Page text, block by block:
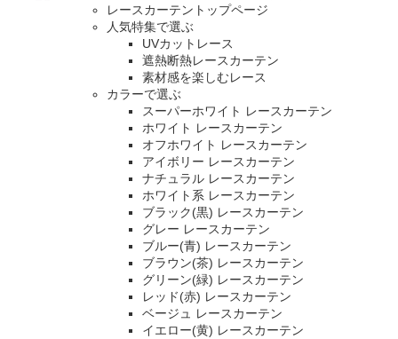
レースカーテントップページ
人気特集で選ぶ
UVカットレース
遮熱断熱レースカーテン
素材感を楽しむレース
カラーで選ぶ
スーパーホワイト レースカーテン
ホワイト レースカーテン
オフホワイト レースカーテン
アイボリー レースカーテン
ナチュラル レースカーテン
ホワイト系 レースカーテン
ブラック(黒) レースカーテン
グレー レースカーテン
ブルー(青) レースカーテン
ブラウン(茶) レースカーテン
グリーン(緑) レースカーテン
レッド(赤) レースカーテン
ベージュ レースカーテン
イエロー(黄) レースカーテン